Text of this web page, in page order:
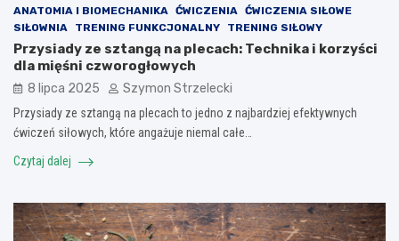
ANATOMIA I BIOMECHANIKA ĆWICZENIA ĆWICZENIA SIŁOWE
SIŁOWNIA
TRENING FUNKCJONALNY TRENING SIŁOWY
Przysiady ze sztangą na plecach: Technika i korzyści
dla mięśni czworogłowych
8 lipca 2025 Szymon Strzelecki
Przysiady ze sztangą na plecach to jedno z najbardziej efektywnych
ćwiczeń siłowych, które angażuje niemal całe…
Czytaj dalej